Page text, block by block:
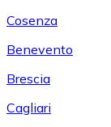
Cosenza
Benevento
Brescia
Cagliari